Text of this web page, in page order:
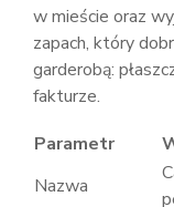
w mieście oraz
zapach, który
garderobą:
fakturze.
Parametr
Nazwa